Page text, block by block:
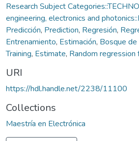
Research Subject
engineering, electronics and
Predicción, Prediction, Regresión,
Entrenamiento, Estimación, Bosque
Training, Estimate, Random
URI
https://hdl.handle.net/2238/11100
Collections
Maestría en Electrónica